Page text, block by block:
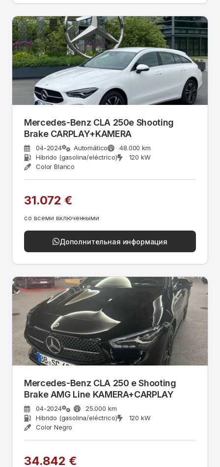
Mercedes-Benz CLA 250e Shooting
Brake CARPLAY+KAMERA
04-2024 Automático
48.000 km
Híbrido (gasolina/eléctrico)
120 kW
Color Blanco
31.072 €
со всеми включенными
Дополнительная информация
Mercedes-Benz CLA 250 e Shooting
Brake AMG Line KAMERA+CARPLAY
04-2024
25.000 km
Híbrido (gasolina/eléctrico)
120 kW
Color Negro
34.842 €